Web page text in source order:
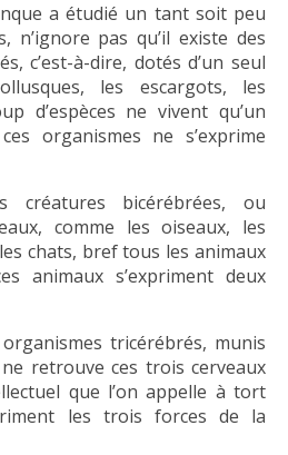
a étudié un tant soit peu
n’ignore pas qu’il existe des
c’est-à-dire, dotés d’un seul
les escargots, les
d’espèces ne vivent qu’un
organismes ne s’exprime
créatures bicérébrées, ou
comme les oiseaux, les
chats, bref tous les animaux
animaux s’expriment deux
tricérébrés, munis
retrouve ces trois cerveaux
que l’on appelle à tort
les trois forces de la